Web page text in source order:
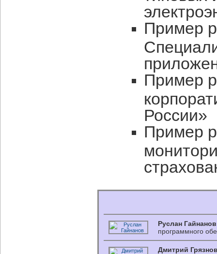
Пример
Пример
России»
Пример
Руслан
программного
Дмитрий